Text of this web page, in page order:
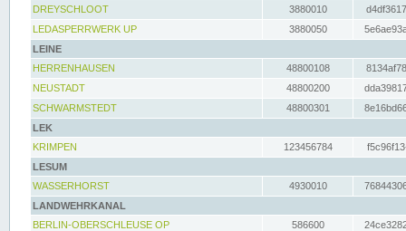
DREYSCHLOOT
3880010
LEDASPERRWERK UP
3880050
LEINE
HERRENHAUSEN
48800108
NEUSTADT
48800200
SCHWARMSTEDT
48800301
LEK
KRIMPEN
123456784
LESUM
WASSERHORST
4930010
LANDWEHRKANAL
BERLIN-OBERSCHLEUSE OP
586600